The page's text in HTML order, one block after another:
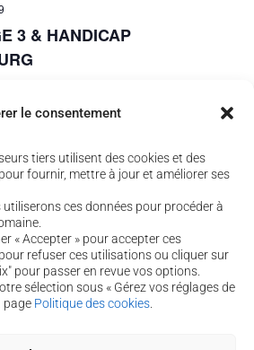
le consentement
tiers utilisent des cookies et des
fournir, mettre à jour et améliorer ses
utiliserons ces données pour procéder à
« Accepter » pour accepter ces
refuser ces utilisations ou cliquer sur
pour passer en revue vos options.
sélection sous « Gérez vos réglages de
page Politique des cookies
3 & HANDICAP
TRESSES